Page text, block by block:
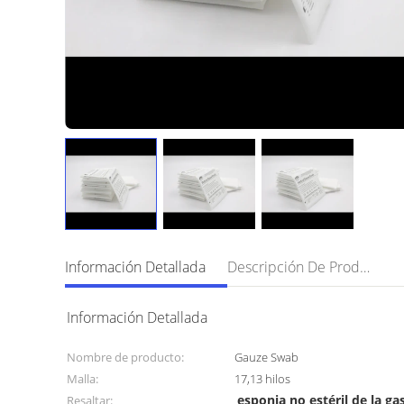
Información Detallada Descripción De Producto
Información Detallada
Nombre de producto: Gauze Swab
Malla:
17,13 hilos
Resaltar:
esponja no estéril de la